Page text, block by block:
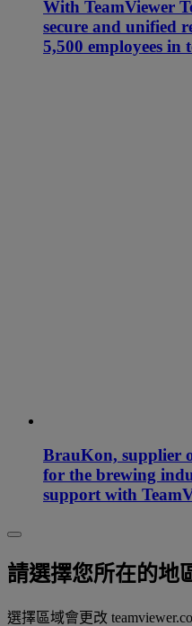
With TeamViewer
secure and unified
5,500 employees in
BrauKon, supplier
for the brewing
support with
請選擇您所在的地
選擇區域會更改